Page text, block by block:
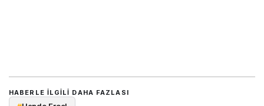
HABERLE ILGILI DAHA FAZLASI